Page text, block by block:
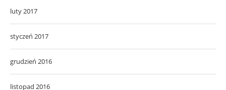
luty 2017
styczeń 2017
grudzień 2016
listopad 2016